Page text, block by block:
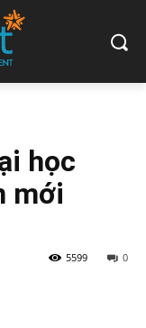
học
mới
0
5599